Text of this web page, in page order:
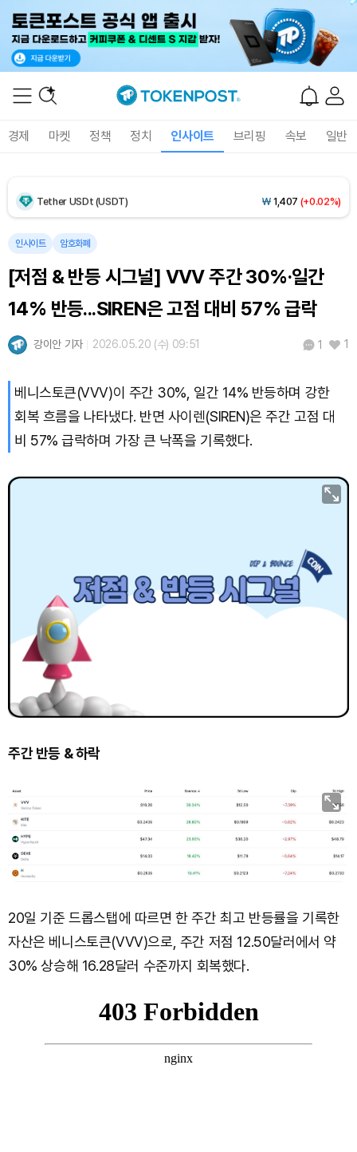
경제 마켓 정책 정치 인사이트 브리핑 속보 일반
Tether USDt (USDT) ₩ 1,407 (+0.02%)
BNB (BNB)
USDC (USDC) ₩1,408(+0.01%)
XRP (XRP) ₩1,469 (+1.54%)
TRON (TRX) ₩462.6 (+0.14%)
Hyperliquid (HYPE)
Dogecoin (DOGE) ₩100.0(+1.91%)
인사이트 암호화폐
[저점 & 반등 시그널] VVV 주간 30%·일간
14% 반등...SIREN은 고점 대비 57% 급락
강이안 기자 2026.05.20 (수) 09:51 1 1
베니스토큰(VVV)이 주간 30%, 일간 14% 반등하며 강한
회복 흐름을 나타냈다. 반면 사이렌(SIREN)은 주간 고점 대
비 57% 급락하며 가장 큰 낙폭을 기록했다.
주간 반등 & 하락
20일 기준 드롭스탭에 따르면 한 주간 최고 반등률을 기록한
자산은 베니스토큰(VVV)으로, 주간 저점 12.50달러에서 약
30% 상승해 16.28달러 수준까지 회복했다.